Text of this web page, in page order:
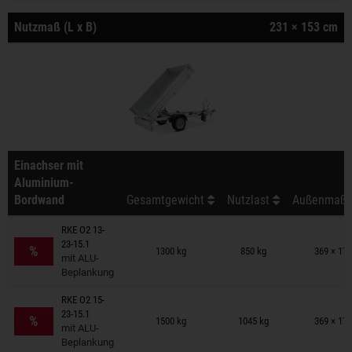
Nutzmaß (L x B) 231 × 153 cm
Einachser mit
Aluminium-
Bordwand
Gesamtgewicht Nutzlast Außenmaß
%
RKE O2 13-
23-15.1
mit ALU-
Beplankung
1300 kg 850 kg 369 ×
Anhänger auf Merkzettel
%
RKE O2 15-
23-15.1
mit ALU-
Beplankung
1500 kg 1045 kg 369 ×
Anhänger auf Merkzettel